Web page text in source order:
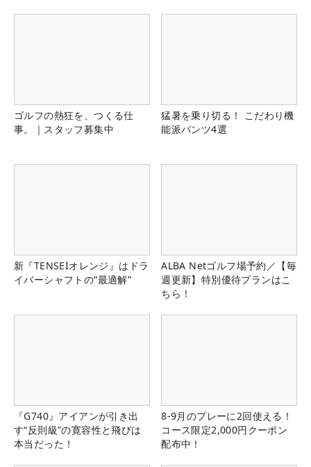
ゴルフの熱狂を、つくる仕
事。｜スタッフ募集中
猛暑を乗り切る！ こだわり機
能派パンツ4選
新『TENSEIオレンジ』はドラ
イバーシャフトの“最適解”
ALBA Netゴルフ場予約／【毎
週更新】特別優待プランはこ
ちら！
『G740』アイアンが引き出
す“反則級”の寛容性と飛びは
本当だった！
8-9月のプレーに2回使える！
コース限定2,000円クーポン
配布中！